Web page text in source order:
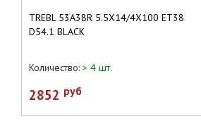
TREBL 53A38R 5.5X14/4X100 ET38
D54.1 BLACK
Количество: > 4 шт.
2852 руб